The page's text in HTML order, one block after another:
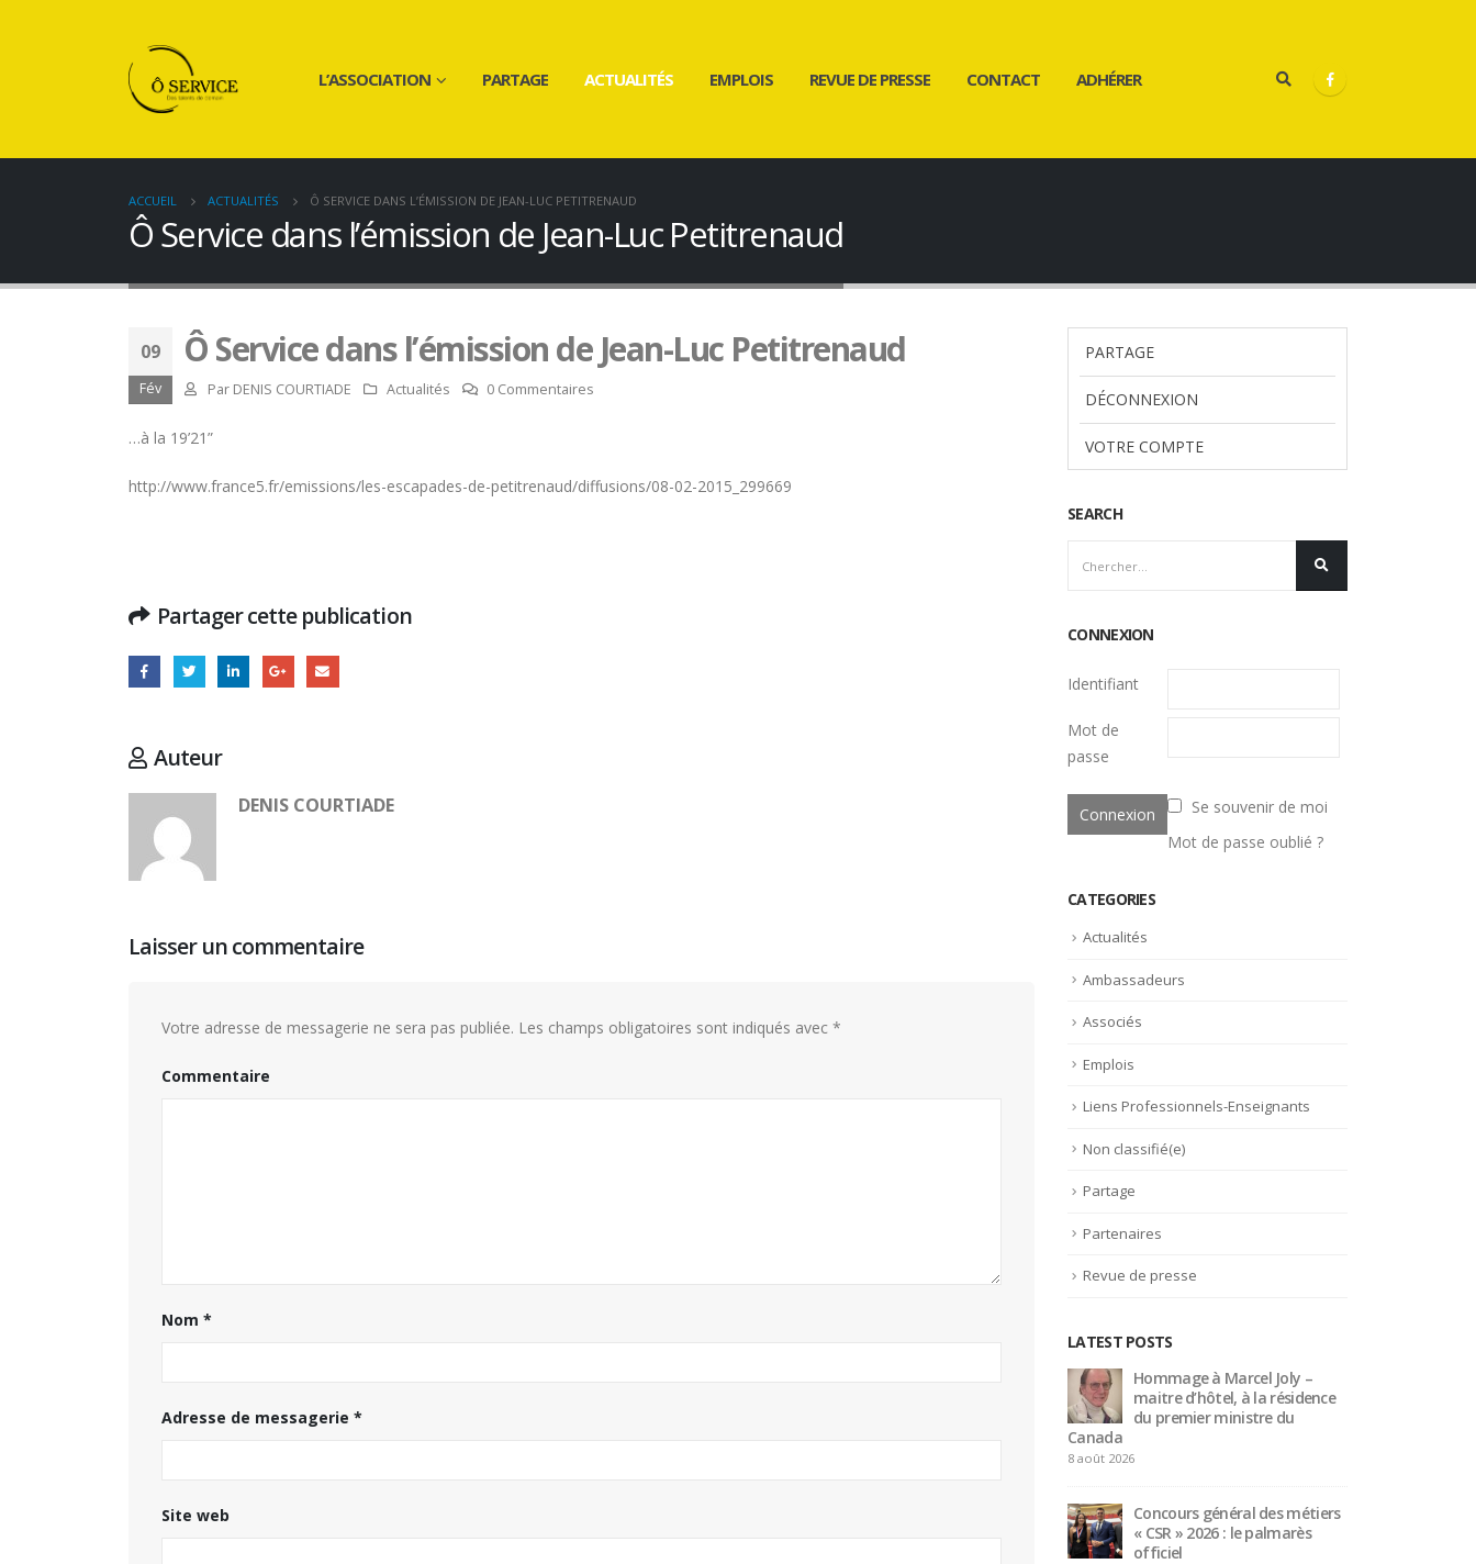
L’ASSOCIATION PARTAGE ACTUALITÉS EMPLOIS REVUE DE PRESSE CONTACT ADHÉRER
ACCUEIL ACTUALITÉS Ô SERVICE DANS L’ÉMISSION DE JEAN-LUC PETITRENAUD
Ô Service dans l’émission de Jean-Luc Petitrenaud
09
Fév
Ô Service dans l’émission de Jean-Luc Petitrenaud
Par DENIS COURTIADE Actualités 0 Commentaires
…à la 19’21”
http://www.france5.fr/emissions/les-escapades-de-petitrenaud/diffusions/08-02-2015_299669
Partager cette publication
Auteur
DENIS COURTIADE
Laisser un commentaire
Votre adresse de messagerie ne sera pas publiée. Les champs obligatoires sont indiqués avec *
Commentaire
Nom *
Adresse de messagerie *
Site web
PARTAGE
DÉCONNEXION
VOTRE COMPTE
SEARCH
CONNEXION
Identifiant
Mot de
passe
Se souvenir de moi
Mot de passe oublié ?
CATEGORIES
Actualités
Ambassadeurs
Associés
Emplois
Liens Professionnels-Enseignants
Non classifié(e)
Partage
Partenaires
Revue de presse
LATEST POSTS
du premier ministre du
Hommage à Marcel Joly –
maitre d’hôtel, à la résidence
du premier ministre du
Concours général des métiers
« CSR » 2026 : le palmarès
Trophée du Maître d’Hôtel
2027 : les douze demi-
finalistes dévoilés
Jeanvoine à la tête de
L’Orangerie du George V à
Paris